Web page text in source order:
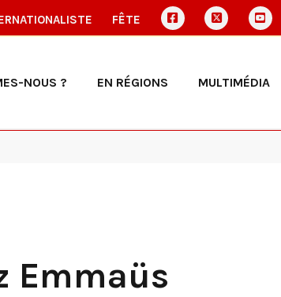
FÊTE
NOUS ? EN RÉGIONS MULTIMÉDIA
Emmaüs